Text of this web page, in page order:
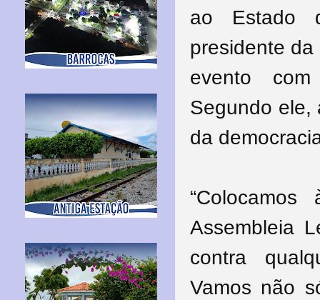
ao Estado
presidente
evento
Segundo ele,
da
Assembleia
contra
Vamos não